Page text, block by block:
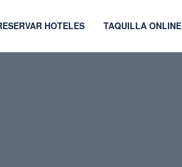
HOTELES TAQUILLA ONLINE